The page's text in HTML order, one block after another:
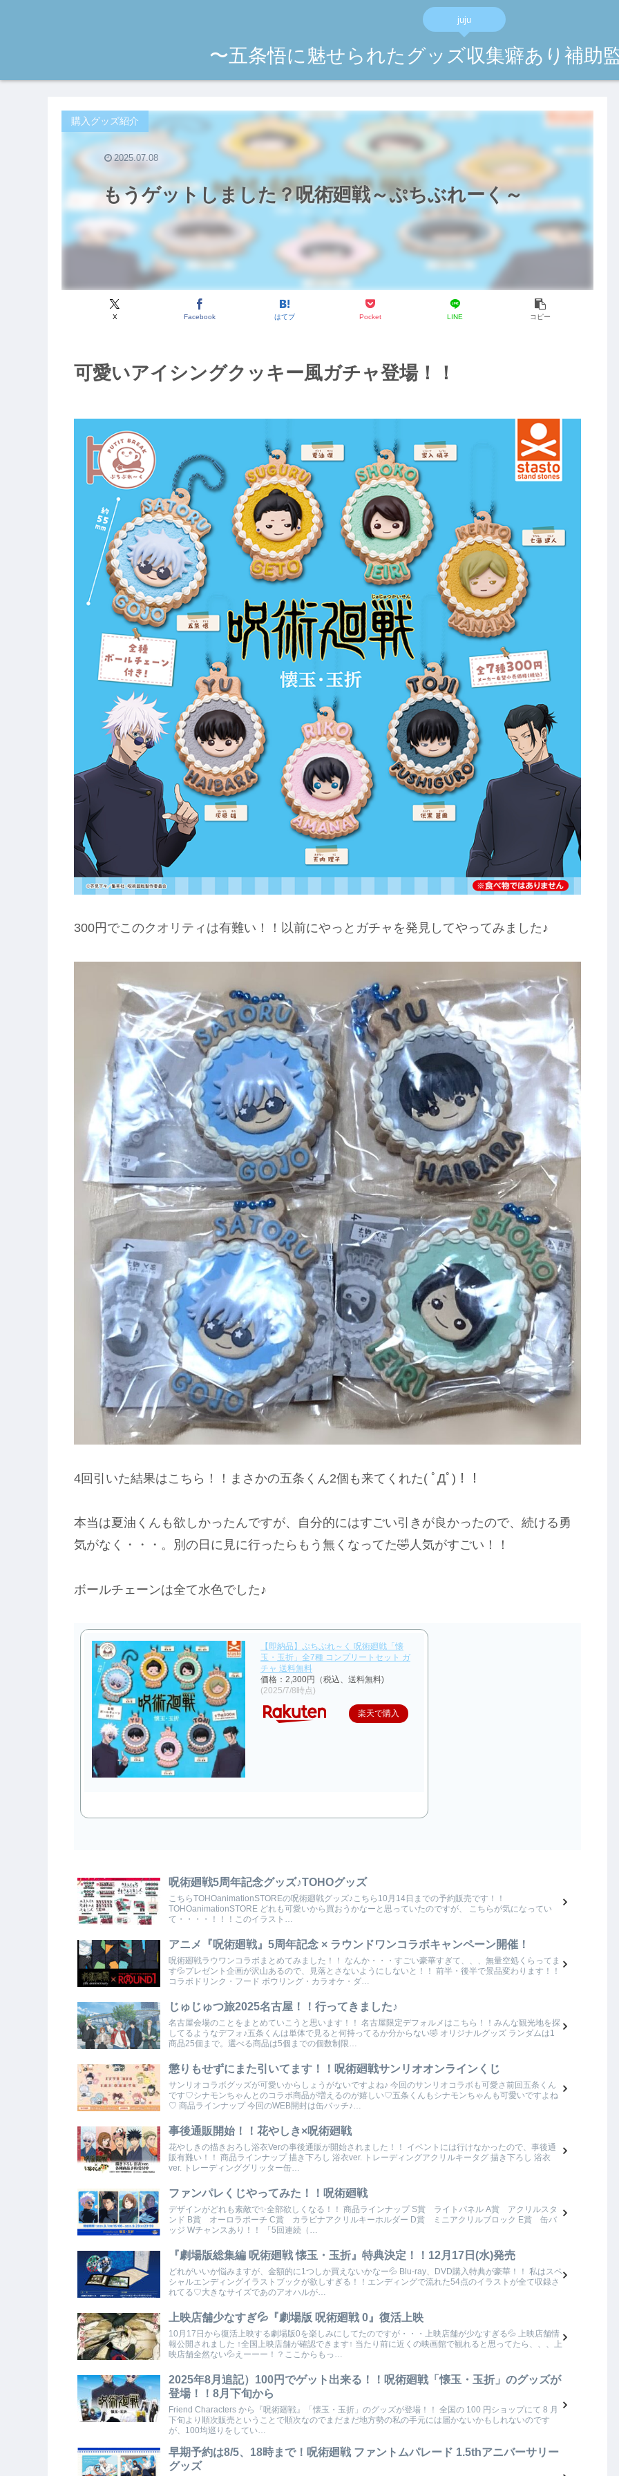
juju
〜五条悟に魅せられたグッズ収集癖あり補助
もうゲットしました？呪術廻戦～ぷちぶれーく～
購入グッズ紹介
X Facebook はてブ Pocket LINE コピー
2025.07.08
可愛いアイシングクッキー風ガチャ登場！！
300円でこのクオリティは有難い！！以前にやっとガチャを発見してやってみました♪
4回引いた結果はこちら！！まさかの五条くん2個も来てくれた( ﾟДﾟ)！！
本当は夏油くんも欲しかったんですが、自分的にはすごい引きが良かったので、続ける勇
気がなく・・・。別の日に見に行ったらもう無くなってた🤣人気がすごい！！
ボールチェーンは全て水色でした♪
【即納品】ぷちぶれ～く 呪術廻戦「懐
玉・玉折」全7種 コンプリートセット ガ
チャ 送料無料
価格：2,300円（税込、送料無料)
(2025/7/8時点)
楽天で購入
呪術廻戦5周年記念グッズ♪TOHOグッズ
こちらTOHOanimationSTOREの呪術廻戦グッズ♪こちら10月14日までの予約販売です！！
TOHOanimationSTORE どれも可愛いから買おうかなーと思っていたのですが、 こちらが気になってい
て・・・・！！！このイラスト…
アニメ『呪術廻戦』5周年記念 × ラウンドワンコラボキャンペーン開催！
呪術廻戦ラウワンコラボまとめてみました！！ なんか・・・すごい豪華すぎて、、、無量空処くらってま
す💦プレゼント企画が沢山あるので、見落とさないようにしないと！！ 前半・後半で景品変わります！！
コラボドリンク・フード ボウリング・カラオケ・ダ…
じゅじゅつ旅2025名古屋！！行ってきました♪
名古屋会場のことをまとめていこうと思います！！ 名古屋限定デフォルメはこちら！！みんな観光地を探
してるようなデフォ♪五条くんは単体で見ると何持ってるか分からない🤣 オリジナルグッズ ランダムは1
商品25個まで。選べる商品は5個までの個数制限…
懲りもせずにまた引いてます！！呪術廻戦サンリオオンラインくじ
サンリオコラボグッズが可愛いからしょうがないですよね♪ 今回のサンリオコラボも可愛さ前回五条くん
です♡シナモンちゃんとのコラボ商品が増えるのが嬉しい♡五条くんもシナモンちゃんも可愛いですよね
♡ 商品ラインナップ 今回のWEB開封は缶バッチ♪…
事後通販開始！！花やしき×呪術廻戦
花やしきの描きおろし浴衣Verの事後通販が開始されました！！ イベントには行けなかったので、事後通
販有難い！！ 商品ラインナップ 描き下ろし 浴衣ver. トレーディングアクリルキータグ 描き下ろし 浴衣
ver. トレーディンググリッター缶…
ファンパレくじやってみた！！呪術廻戦
デザインがどれも素敵で✨全部欲しくなる！！ 商品ラインナップ S賞 ライトパネル A賞 アクリルスタ
ンド B賞 オーロラポーチ C賞 カラビナアクリルキーホルダー D賞 ミニアクリルブロック E賞 缶バ
ッジ Wチャンスあり！！ 「5回連続（…
『劇場版総集編 呪術廻戦 懐玉・玉折』特典決定！！12月17日(水)発売
どれがいいか悩みますが、金額的に1つしか買えないかなー💦 Blu-ray、DVD購入特典が豪華！！ 私はスペ
シャルエンディングイラストブックが欲しすぎる！！エンディングで流れた54点のイラストが全て収録さ
れてる♡大きなサイズであのアオハルが…
上映店舗少なすぎ💦『劇場版 呪術廻戦 0』復活上映
10月17日から復活上映する劇場版0を楽しみにしてたのですが・・・上映店舗が少なすぎる💦 上映店舗情
報公開されました ↑全国上映店舗が確認できます↑ 当たり前に近くの映画館で観れると思ってたら、、、上
映店舗全然ない💦えーーー！？ここからもっ…
2025年8月追記）100円でゲット出来る！！呪術廻戦「懐玉・玉折」のグッズが
登場！！8月下旬から
Friend Characters から『呪術廻戦』「懐玉・玉折」のグッズが登場！！ 全国の 100 円ショップにて 8 月
下旬より順次販売ということで順次なのでまだまだ地方勢の私の手元には届かないかもしれないのです
が、100均巡りをしてい…
早期予約は8/5、18時まで！呪術廻戦 ファントムパレード 1.5thアニバーサリー
グッズ